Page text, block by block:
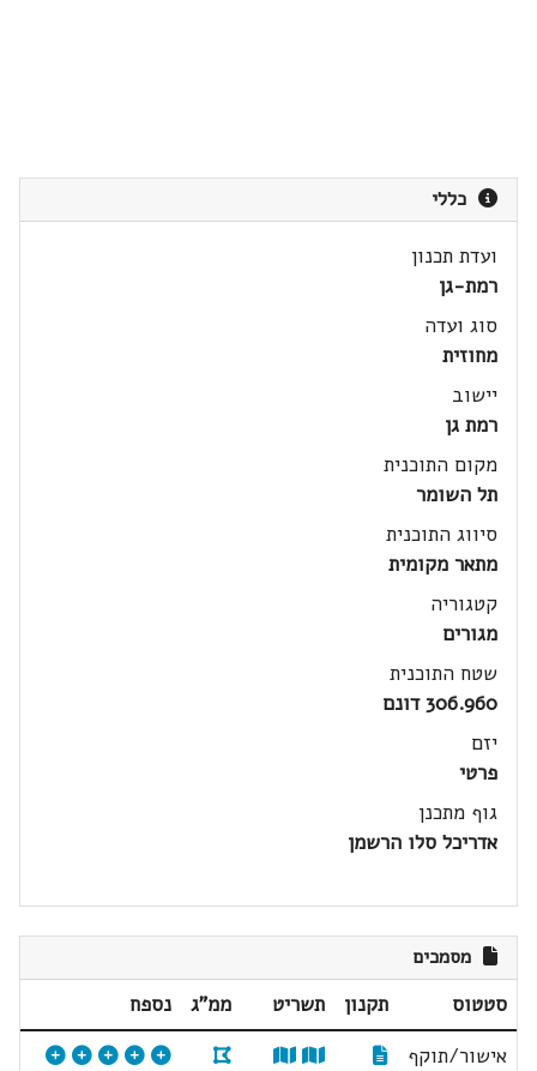
כללי
ועדת תכנון
רמת-גן
סוג ועדה
מחוזית
יישוב
רמת גן
מקום התוכנית
תל השומר
סיווג התוכנית
מתאר מקומית
קטגוריה
מגורים
שטח התוכנית
306.960 דונם
יזם
פרטי
גוף מתכנן
אדריכל סלו הרשמן
מסמכים
סטטוס תקנון תשריט ממ"ג
נספח
אישור/תוקף